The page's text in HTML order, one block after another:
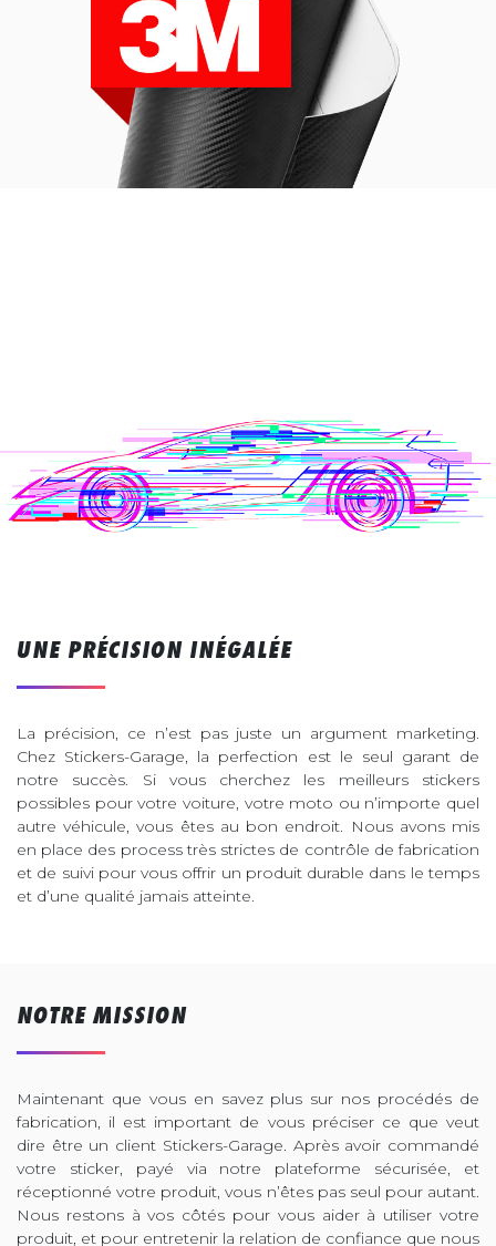
UNE PRÉCISION INÉGALÉE
La précision, ce n’est pas juste un argument marketing.
Chez Stickers-Garage, la perfection est le seul garant de
notre succès. Si vous cherchez les meilleurs stickers
possibles pour votre voiture, votre moto ou n’importe quel
autre véhicule, vous êtes au bon endroit. Nous avons mis
en place des process très strictes de contrôle de fabrication
et de suivi pour vous offrir un produit durable dans le temps
et d’une qualité jamais atteinte.
NOTRE MISSION
Maintenant que vous en savez plus sur nos procédés de
fabrication, il est important de vous préciser ce que veut
dire être un client Stickers-Garage. Après avoir commandé
votre sticker, payé via notre plateforme sécurisée, et
réceptionné votre produit, vous n’êtes pas seul pour autant.
Nous restons à vos côtés pour vous aider à utiliser votre
produit, et pour entretenir la relation de confiance que nous